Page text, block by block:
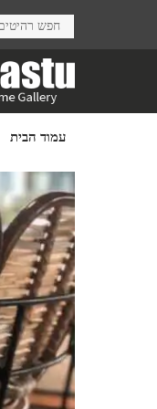
עמוד הבית